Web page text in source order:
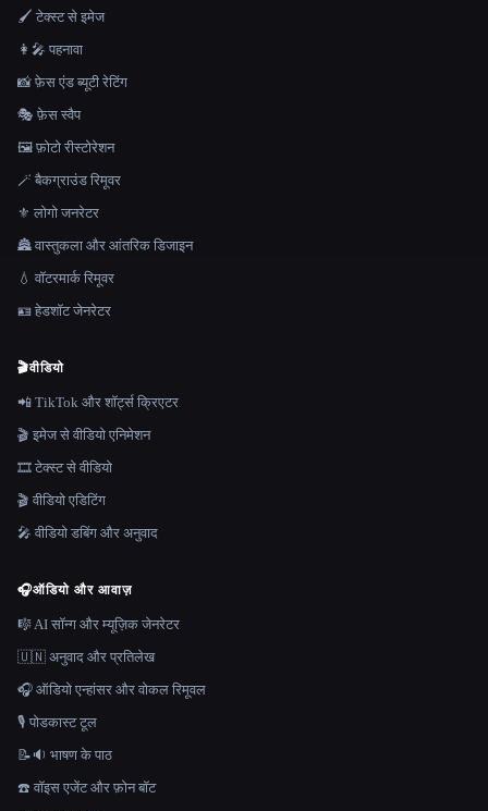
🖌️ टेक्स्ट से इमेज
👩‍🎤 पहनावा
📸 फ़ेस एंड ब्यूटी रेटिंग
🎭 फ़ेस स्वैप
🖼️ फ़ोटो रीस्टोरेशन
🪄 बैकग्राउंड रिमूवर
⚜️ लोगो जनरेटर
🏯 वास्तुकला और आंतरिक डिजाइन
💧 वॉटरमार्क रिमूवर
🪪 हेडशॉट जेनरेटर
🎬वीडियो
📲 TikTok और शॉर्ट्स क्रिएटर
🎬 इमेज से वीडियो एनिमेशन
🎞️ टेक्स्ट से वीडियो
🎬 वीडियो एडिटिंग
🎤 वीडियो डबिंग और अनुवाद
🎧ऑडियो और आवाज़
🎼 AI सॉन्ग और म्यूज़िक जेनरेटर
🇺🇳 अनुवाद और प्रतिलेख
🎧 ऑडियो एन्हांसर और वोकल रिमूवल
🎙️ पोडकास्ट टूल
📝🔉 भाषण के पाठ
☎️ वॉइस एजेंट और फ़ोन बॉट